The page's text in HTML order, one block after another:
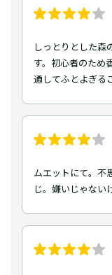
しっとりとした森
す。初心者のため
通してふとよぎる
ムエットにて。不
じ。嫌いじゃない